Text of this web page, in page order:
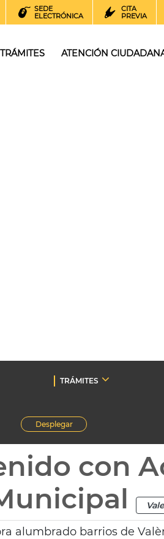
SEDE
ELECTRÓNICA
CITA
PREVIA
TRÁMITES ATENCIÓN
TRÁMITES
Desplegar
con
alumbrado barrios de